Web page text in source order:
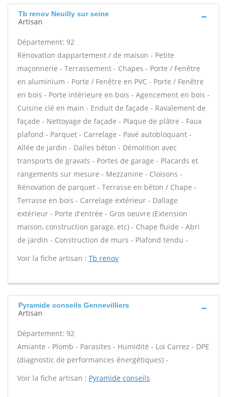
Tb renov Neuilly sur seine
Artisan
Département: 92
Rénovation dappartement / de maison - Petite
maçonnerie - Terrassement - Chapes - Porte / Fenêtre
en aluminium - Porte / Fenêtre en PVC - Porte / Fenêtre
en bois - Porte intérieure en bois - Agencement en bois -
Cuisine clé en main - Enduit de façade - Ravalement de
façade - Nettoyage de façade - Plaque de plâtre - Faux
plafond - Parquet - Carrelage - Pavé autobloquant -
Allée de jardin - Dalles béton - Démolition avec
transports de gravats - Portes de garage - Placards et
rangements sur mesure - Mezzanine - Cloisons -
Rénovation de parquet - Terrasse en béton / Chape -
Terrasse en bois - Carrelage extérieur - Dallage
extérieur - Porte d'entrée - Gros oeuvre (Extension
maison, construction garage, etc) - Chape fluide - Abri
de jardin - Construction de murs - Plafond tendu -
Voir la fiche artisan : Tb renov
Pyramide conseils Gennevilliers
Artisan
Département: 92
Amiante - Plomb - Parasites - Humidité - Loi Carrez - DPE
(diagnostic de performances énergétiques) -
Voir la fiche artisan : Pyramide conseils